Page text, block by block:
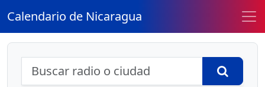
Calendario de Nicaragua
Búsqueda de radios y contenidos